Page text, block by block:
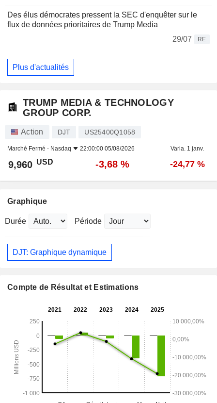
Des élus démocrates pressent la SEC d'enquêter sur le
flux de données prioritaires de Trump Media
29/07
RE
Plus d'actualités
TRUMP MEDIA & TECHNOLOGY
GROUP CORP.
Action DJT US25400Q1058
Marché Fermé - Nasdaq 22:00:00 05/08/2026 Varia. 1 janv.
9,960 USD -3,68 % -24,77 %
Graphique
Durée Période
DJT: Graphique dynamique
Compte de Résultat et Estimations